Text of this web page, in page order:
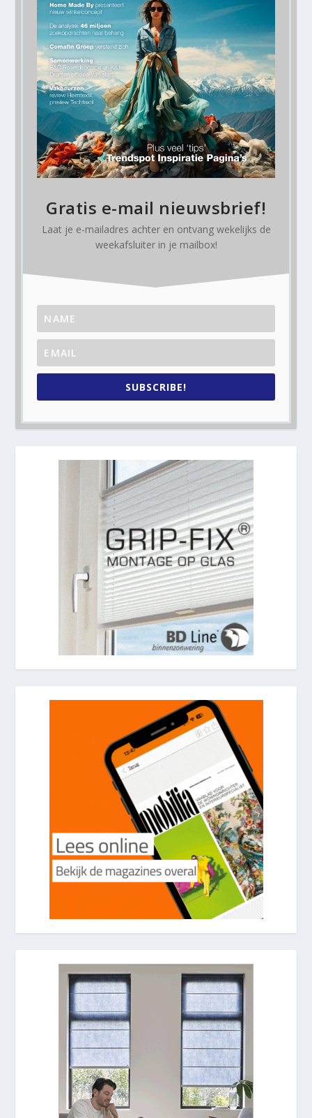
Gratis e-mail nieuwsbrief!
Laat je e-mailadres achter en ontvang wekelijks de
weekafsluiter in je mailbox!
SUBSCRIBE!